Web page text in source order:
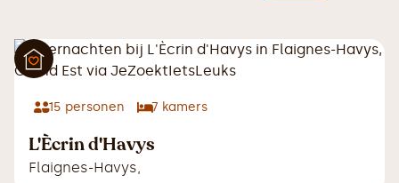
15 personen 7 kamers
L'Ècrin d'Havys
Flaignes-Havys,